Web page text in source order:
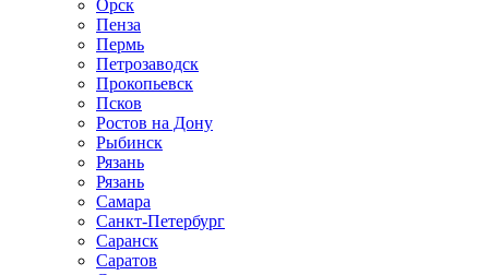
Орск
Пенза
Пермь
Петрозаводск
Прокопьевск
Псков
Ростов на Дону
Рыбинск
Рязань
Рязань
Самара
Санкт-Петербург
Саранск
Саратов